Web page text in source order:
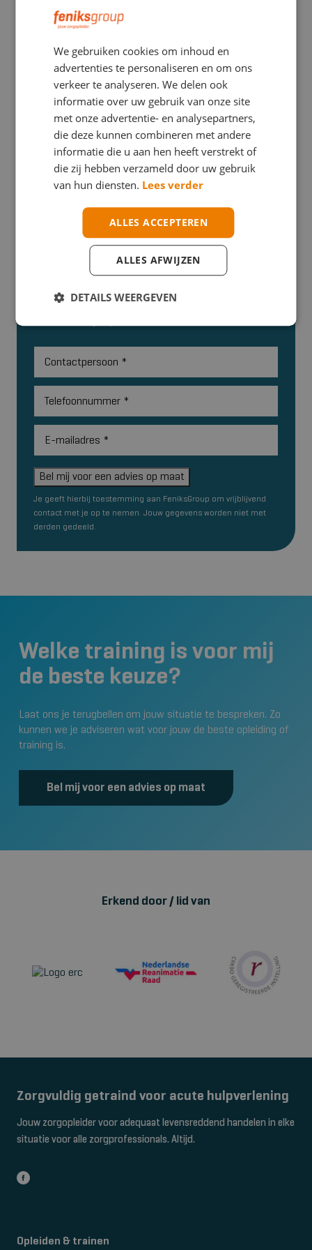
De leerdoelen van deze module zijn gericht op het snel en
gestructureerd herkennen en behandelen van het vitaal
bedreigde kind. Deelnemers ontwikkelen vaardigheden in het
systematisch beoordelen volgens de ABCDE-methodiek, het
interpreteren van vitale functies en het stellen van een
onderbouwde (werk)diagnose. Daarnaast leren zij passende
interventies uitvoeren, prioriteiten stellen en adequaat
handelen bij acute verslechtering.
Wil je meer informatie over onze
Vul vrijblijvend het formulier in, dan nemen we z.s.m
Contactpersoon *
Telefoonnummer *
E-mailadres *
Bel mij voor een advies op maat
Je geeft hierbij toestemming aan FeniksGroup om vrijblijvend
contact met je op te nemen. Jouw gegevens worden niet met
derden gedeeld.
Welke training is voor mij
de beste keuze?
Laat ons je terugbellen om jouw situatie te bespreken. Zo
kunnen we je adviseren wat voor jouw de beste opleiding of
training is.
Bel mij voor een advies op maat
Erkend door / lid van
Zorgvuldig getraind voor acute hulpverlening
Jouw zorgopleider voor adequaat levensreddend handelen in elke
situatie voor alle zorgprofessionals. Altijd.
Opleiden & trainen
We gebruiken cookies om inhoud en
advertenties te personaliseren en om ons
verkeer te analyseren. We delen ook
informatie over uw gebruik van onze site
met onze advertentie- en analysepartners,
die deze kunnen combineren met andere
informatie die u aan hen heeft verstrekt of
die zij hebben verzameld door uw gebruik
van hun diensten. Lees verder
ALLES ACCEPTEREN
ALLES AFWIJZEN
DETAILS WEERGEVEN